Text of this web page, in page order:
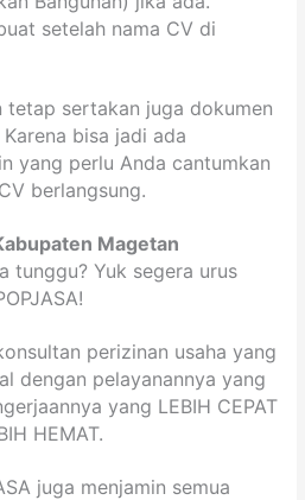
setelah nama CV di
tetap sertakan juga dokumen
bisa jadi ada
yang perlu Anda cantumkan
berlangsung.
Magetan
tunggu? Yuk segera urus
perizinan usaha yang
dengan pelayanannya yang
yang LEBIH CEPAT
HEMAT.
juga menjamin semua